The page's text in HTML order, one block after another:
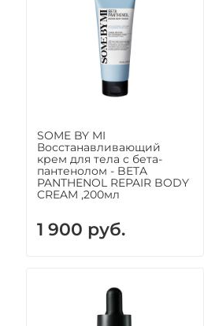
SOME BY MI
Восстанавливающий
крем для тела с бета-
пантенолом - BETA
PANTHENOL REPAIR BODY
CREAM ,200мл
1 900 руб.